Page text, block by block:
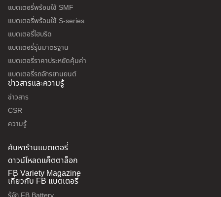
แบตเตอรี่พร้อมใช้ SMF
แบตเตอรี่พร้อมใช้ S-series
แบตเตอรี่ไฮบริด
แบตเตอรี่รุ่นมาตรฐาน
แบตเตอรี่ราคาประหยัดคุ้มค่า
แบตเตอรี่รถจักรยานยนต์
ข่าวสารและความรู้
ข่าวสาร
CSR
ความรู้
ค้นหาร้านแบตเตอรี่
ดาวน์โหลดแค็ตตาล็อก
FB Variety Magazine
เกี่ยวกับ FB แบตเตอรี่